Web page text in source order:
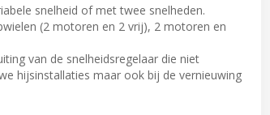
snelheid of met twee snelheden.
(2 motoren en 2 vrij), 2 motoren en
van de snelheidsregelaar die niet
hijsinstallaties maar ook bij de vernieuwing